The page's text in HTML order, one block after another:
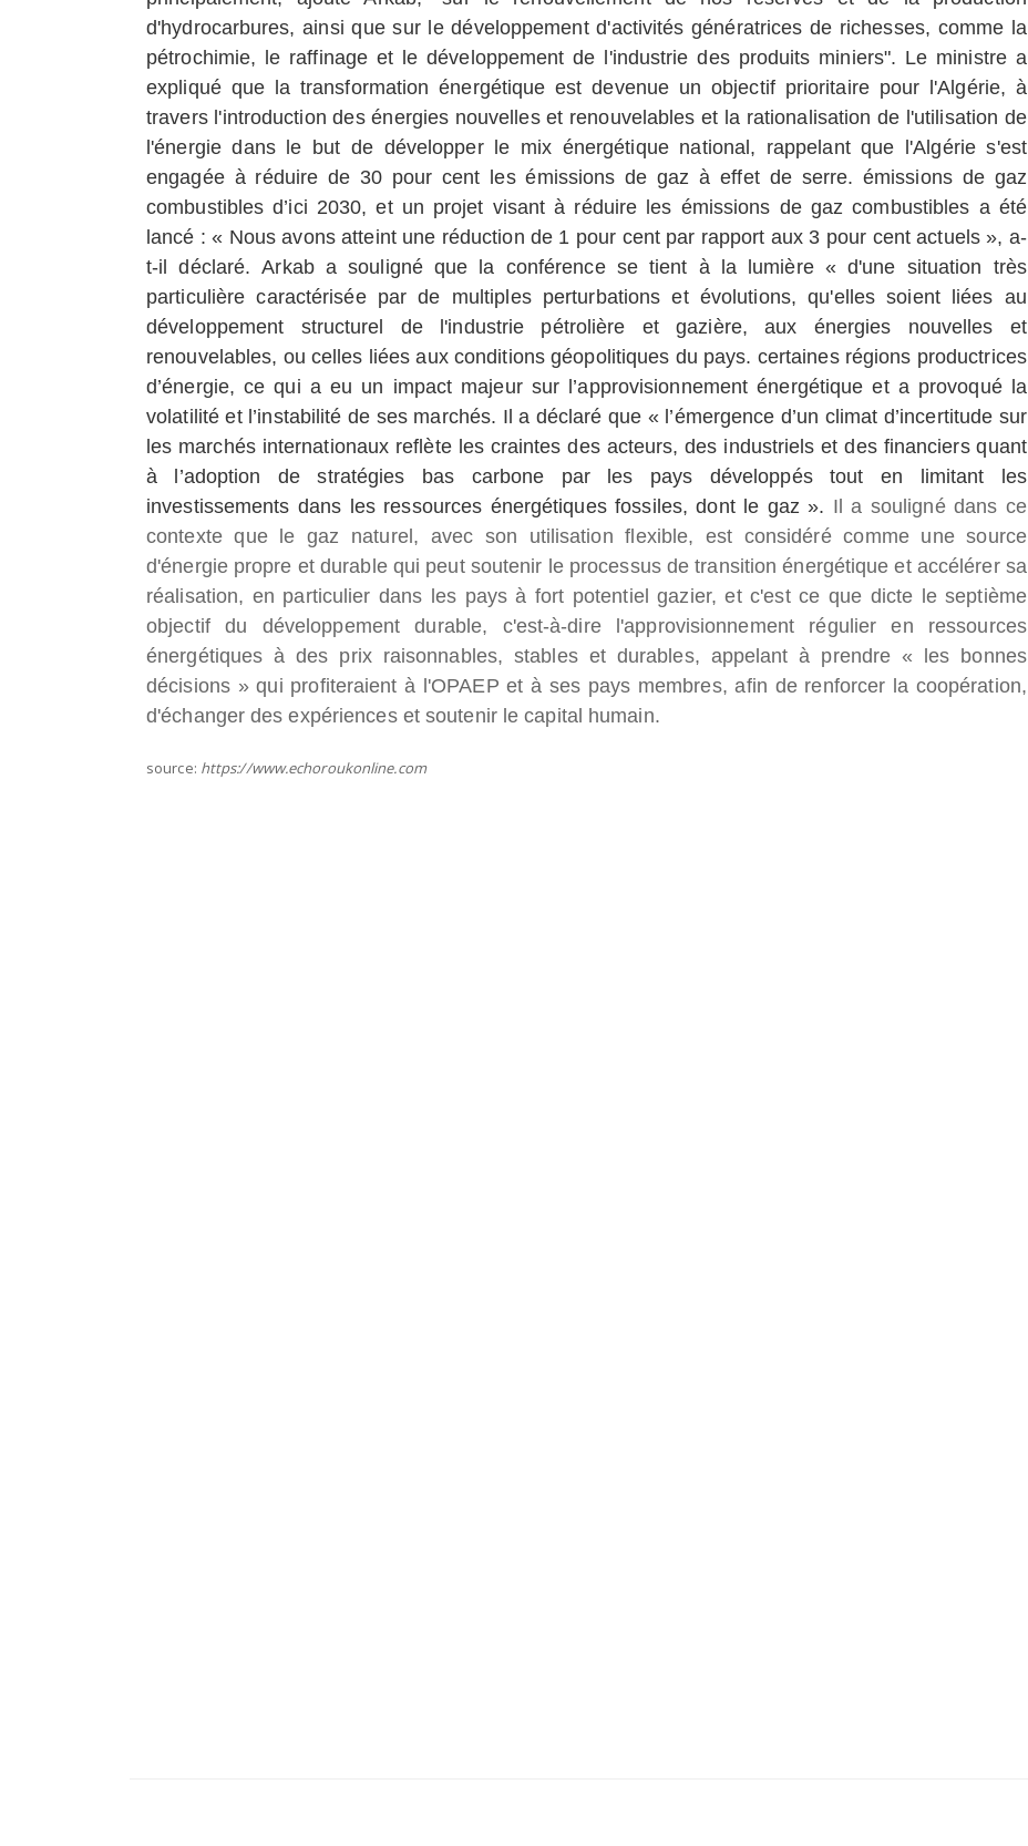
d'hydrocarbures, ainsi que sur le développement d'activités génératrices de richesses, comme la
pétrochimie, le raffinage et le développement de l'industrie des produits miniers". Le ministre a
expliqué que la transformation énergétique est devenue un objectif prioritaire pour l'Algérie, à
travers l'introduction des énergies nouvelles et renouvelables et la rationalisation de l'utilisation de
l'énergie dans le but de développer le mix énergétique national, rappelant que l'Algérie s'est
engagée à réduire de 30 pour cent les émissions de gaz à effet de serre. émissions de gaz
combustibles d’ici 2030, et un projet visant à réduire les émissions de gaz combustibles a été
lancé : « Nous avons atteint une réduction de 1 pour cent par rapport aux 3 pour cent actuels », a-
t-il déclaré. Arkab a souligné que la conférence se tient à la lumière « d'une situation très
particulière caractérisée par de multiples perturbations et évolutions, qu'elles soient liées au
développement structurel de l'industrie pétrolière et gazière, aux énergies nouvelles et
renouvelables, ou celles liées aux conditions géopolitiques du pays. certaines régions productrices
d’énergie, ce qui a eu un impact majeur sur l’approvisionnement énergétique et a provoqué la
volatilité et l’instabilité de ses marchés. Il a déclaré que « l’émergence d’un climat d’incertitude sur
les marchés internationaux reflète les craintes des acteurs, des industriels et des financiers quant
à l’adoption de stratégies bas carbone par les pays développés tout en limitant les
investissements dans les ressources énergétiques fossiles, dont le gaz ». Il a souligné dans ce
contexte que le gaz naturel, avec son utilisation flexible, est considéré comme une source
d'énergie propre et durable qui peut soutenir le processus de transition énergétique et accélérer sa
réalisation, en particulier dans les pays à fort potentiel gazier, et c'est ce que dicte le septième
objectif du développement durable, c'est-à-dire l'approvisionnement régulier en ressources
énergétiques à des prix raisonnables, stables et durables, appelant à prendre « les bonnes
décisions » qui profiteraient à l'OPAEP et à ses pays membres, afin de renforcer la coopération,
d'échanger des expériences et soutenir le capital humain.
source: https://www.echoroukonline.com